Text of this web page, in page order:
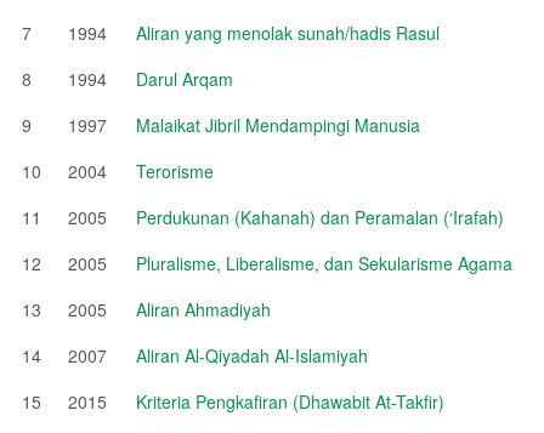
7
1994
Aliran yang menolak sunah/hadis Rasul
8
1994
Darul Arqam
9
1997
Malaikat Jibril Mendampingi Manusia
10
2004
Terorisme
11
2005
Perdukunan (Kahanah) dan Peramalan (‘Irafah)
12
2005
Pluralisme, Liberalisme, dan Sekularisme Agama
13
2005
Aliran Ahmadiyah
14
2007
Aliran Al-Qiyadah Al-Islamiyah
15
2015
Kriteria Pengkafiran (Dhawabit At-Takfir)